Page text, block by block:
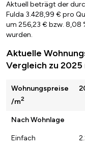
Aktuell beträgt der
Fulda 3.428,99 € pro
um 256,23 € bzw. 8,08
wurden.
Aktuelle
Vergleich zu
Wohnungspreise
/m2
Nach Wohnlage
Einfach